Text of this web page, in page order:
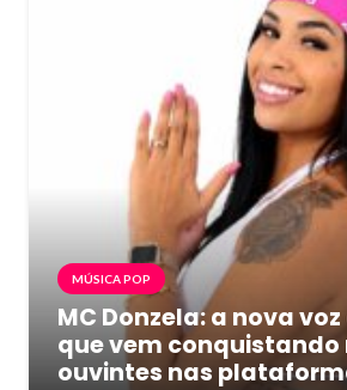
MÚSICA POP
MC Donzela: a nova
que vem conquistando
ouvintes nas